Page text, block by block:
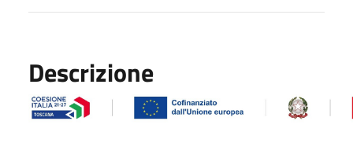
Descrizione